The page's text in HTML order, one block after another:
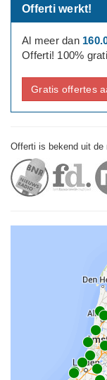
Offerti werkt!
Al meer dan
Offerti! 100%
Gratis offertes
Offerti is bekend uit de